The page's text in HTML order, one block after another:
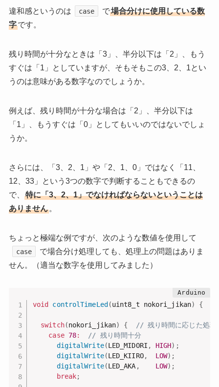
違和感というのは case で場合分けに使用している数
字です。
残り時間が十分なときは「3」、半分以下は「2」、もう
すぐは「1」としていますが、そもそもこの3、2、1とい
うのは意味がある数字なのでしょうか。
例えば、残り時間が十分な場合は「2」、半分以下は
「1」、もうすぐは「0」としてもいいのではないでしょ
うか。
さらには、「3、2、1」や「2、1、0」ではなく「11、
12、33」という3つの数字で判断することもできるの
で、
特に「3、2、1」でなければならないということは
ありません。
ちょっと極端な例ですが、次のような数値を使用して
case
で場合分け処理しても、処理上の問題はありま
せん。（適当な数字を使用してみました）
void controlTimeLed (uint8_t nokori_jikan) {
switch(nokori_jikan) {
// 残り時間に応じた処理
case 78:
// 残り時間十分
digitalWrite(LED_MIDORI , HIGH) ;
digitalWrite(LED_KIIRO, LOW) ;
digitalWrite(LED_AKA , LOW) ;
break;